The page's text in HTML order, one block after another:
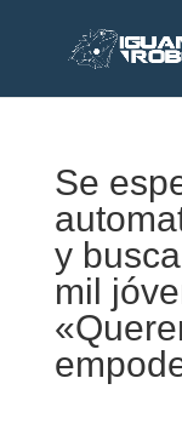
Se
y
mil